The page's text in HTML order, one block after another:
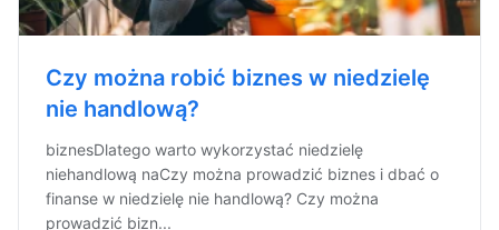
Czy można robić biznes w niedzielę
nie handlową?
biznesDlatego warto wykorzystać niedzielę
niehandlową naCzy można prowadzić biznes i dbać o
finanse w niedzielę nie handlową? Czy można
prowadzić bizn...